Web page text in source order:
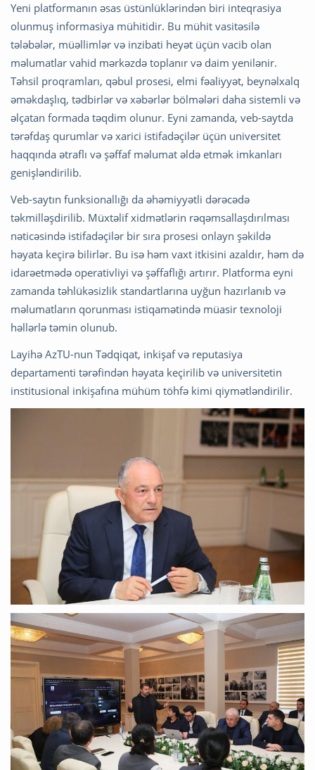
Yeni platformanın əsas üstünlüklərindən biri inteqrasiya
olunmuş informasiya mühitidir. Bu mühit vasitəsilə
tələbələr, müəllimlər və inzibati heyət üçün vacib olan
məlumatlar vahid mərkəzdə toplanır və daim yenilənir.
Təhsil proqramları, qəbul prosesi, elmi fəaliyyət, beynəlxalq
əməkdaşlıq, tədbirlər və xəbərlər bölmələri daha sistemli və
əlçatan formada təqdim olunur. Eyni zamanda, veb-saytda
tərəfdaş qurumlar və xarici istifadəçilər üçün universitet
haqqında ətraflı və şəffaf məlumat əldə etmək imkanları
genişləndirilib.
Veb-saytın funksionallığı da əhəmiyyətli dərəcədə
təkmilləşdirilib. Müxtəlif xidmətlərin rəqəmsallaşdırılması
nəticəsində istifadəçilər bir sıra prosesi onlayn şəkildə
həyata keçirə bilirlər. Bu isə həm vaxt itkisini azaldır, həm də
idarəetmədə operativliyi və şəffaflığı artırır. Platforma eyni
zamanda təhlükəsizlik standartlarına uyğun hazırlanıb və
məlumatların qorunması istiqamətində müasir texnoloji
həllərlə təmin olunub.
Layihə AzTU-nun Tədqiqat, inkişaf və reputasiya
departamenti tərəfindən həyata keçirilib və universitetin
institusional inkişafına mühüm töhfə kimi qiymətləndirilir.